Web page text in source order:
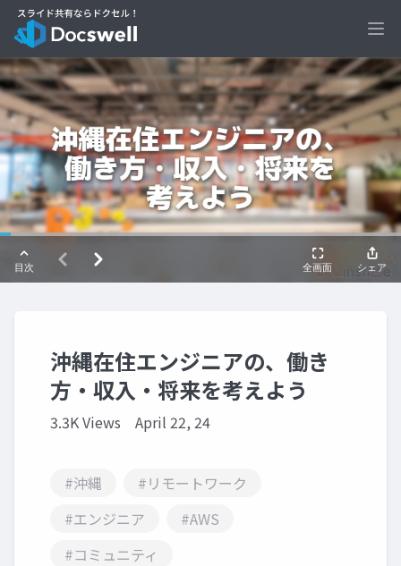
沖縄在住エンジニアの、働き
方・収入・将来を考えよう
3.3K Views April 22, 24
#沖縄
#リモートワーク
#エンジニア
#AWS
#コミュニティ